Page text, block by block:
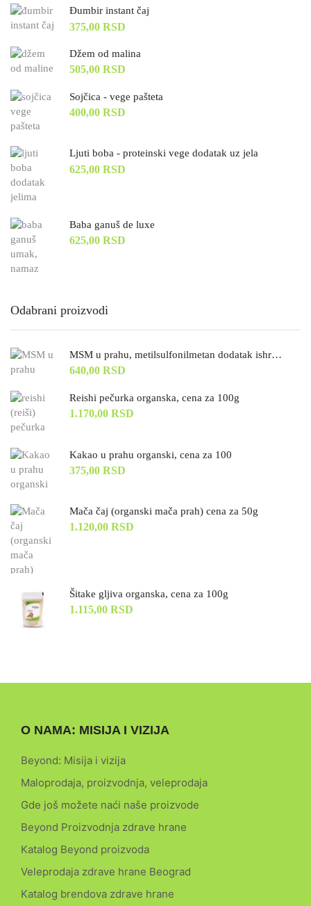
Đumbir instant čaj
375,00 RSD
Džem od malina
505,00 RSD
Sojčica - vege pašteta
400,00 RSD
Ljuti boba - proteinski vege dodatak uz jela
625,00 RSD
Baba ganuš de luxe
625,00 RSD
Odabrani proizvodi
MSM u prahu, metilsulfonilmetan dodatak ishrani, cena za 100g
640,00 RSD
Reishi pečurka organska, cena za 100g
1.170,00 RSD
Kakao u prahu organski, cena za 100
375,00 RSD
Mača čaj (organski mača prah) cena za 50g
1.120,00 RSD
Šitake gljiva organska, cena za 100g
1.115,00 RSD
O NAMA: MISIJA I VIZIJA
Beyond: Misija i vizija
Maloprodaja, proizvodnja, veleprodaja
Gde još možete naći naše proizvode
Beyond Proizvodnja zdrave hrane
Katalog Beyond proizvoda
Veleprodaja zdrave hrane Beograd
Katalog brendova zdrave hrane